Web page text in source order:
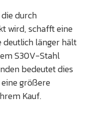
durch
wird, schafft eine
deutlich länger hält
S30V-Stahl
bedeutet dies
größere
Kauf.